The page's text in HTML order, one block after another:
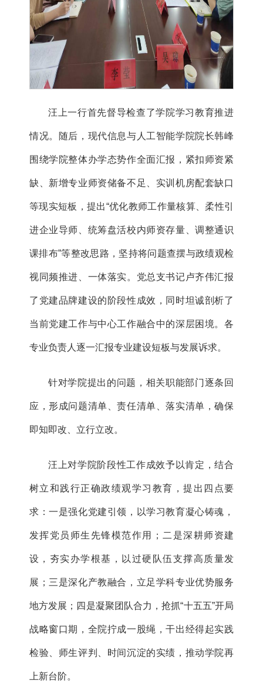
汪上一行首先督导检查了学院学习教育推进
情况。随后，现代信息与人工智能学院院长韩峰
围绕学院整体办学态势作全面汇报，紧扣师资紧
缺、新增专业师资储备不足、实训机房配套缺口
等现实短板，提出“优化教师工作量核算、柔性引
进企业导师、统筹盘活校内师资存量、调整通识
课排布”等整改思路，坚持将问题查摆与政绩观检
视同频推进、一体落实。党总支书记卢齐伟汇报
了党建品牌建设的阶段性成效，同时坦诚剖析了
当前党建工作与中心工作融合中的深层困境。各
专业负责人逐一汇报专业建设短板与发展诉求。
针对学院提出的问题，相关职能部门逐条回
应，形成问题清单、责任清单、落实清单，确保
即知即改、立行立改。
汪上对学院阶段性工作成效予以肯定，结合
树立和践行正确政绩观学习教育，提出四点要
求：一是强化党建引领，以学习教育凝心铸魂，
发挥党员师生先锋模范作用；二是深耕师资建
设，夯实办学根基，以过硬队伍支撑高质量发
展；三是深化产教融合，立足学科专业优势服务
地方发展；四是凝聚团队合力，抢抓“十五五”开局
战略窗口期，全院拧成一股绳，干出经得起实践
检验、师生评判、时间沉淀的实绩，推动学院再
上新台阶。